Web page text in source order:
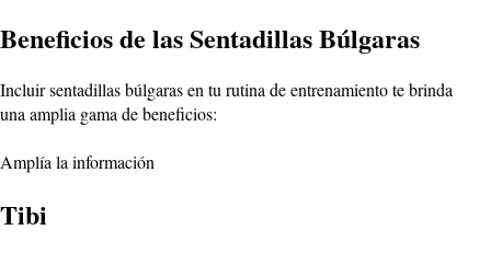
Beneficios de las Sentadillas Búlgaras
Incluir sentadillas búlgaras en tu rutina de entrenamiento te brinda
una amplia gama de beneficios:
Amplía la información
Tibi